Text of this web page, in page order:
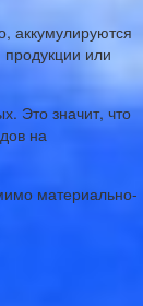
аккумулируются
продукции или
Это значит, что
на
материально-